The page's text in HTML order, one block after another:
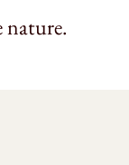
nature.